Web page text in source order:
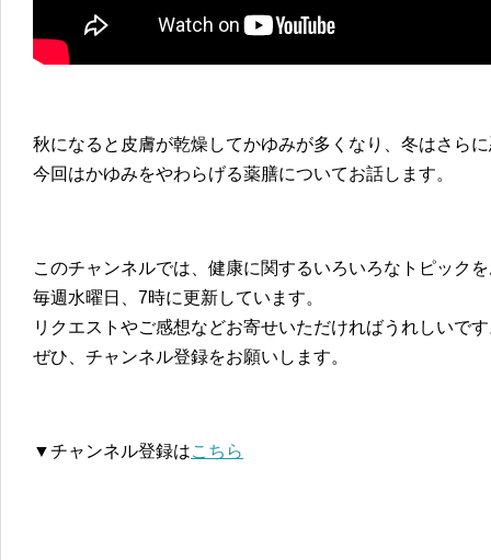
秋になると皮膚が乾燥してかゆみが多くなり、冬はさら
今回はかゆみをやわらげる薬膳についてお話します。
このチャンネルでは、健康に関するいろいろなトピック
毎週水曜日、7時に更新しています。
リクエストやご感想などお寄せいただければうれしいで
ぜひ、チャンネル登録をお願いします。
▼チャンネル登録はこちら